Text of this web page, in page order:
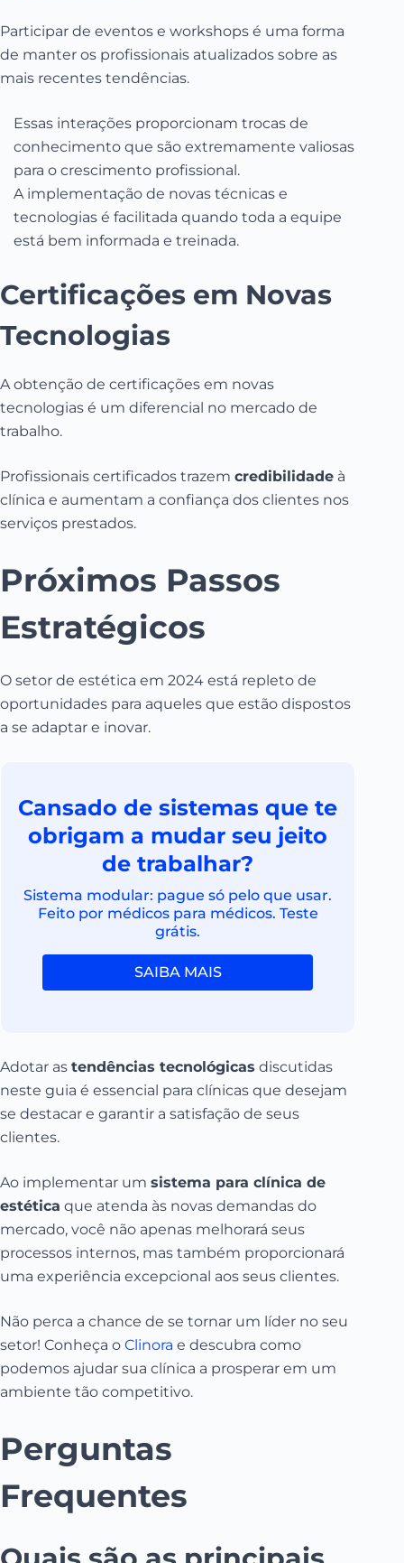
Participar de eventos e workshops é uma forma
de manter os profissionais atualizados sobre as
mais recentes tendências.
Essas interações proporcionam trocas de
conhecimento que são extremamente valiosas
para o crescimento profissional.
A implementação de novas técnicas e
tecnologias é facilitada quando toda a equipe
está bem informada e treinada.
Certificações em Novas
Tecnologias
A obtenção de certificações em novas
tecnologias é um diferencial no mercado de
trabalho.
Profissionais certificados trazem credibilidade à
clínica e aumentam a confiança dos clientes nos
serviços prestados.
Próximos Passos
Estratégicos
O setor de estética em 2024 está repleto de
oportunidades para aqueles que estão dispostos
a se adaptar e inovar.
Cansado de sistemas que te
obrigam a mudar seu jeito
de trabalhar?
Sistema modular: pague só pelo que usar.
Feito por médicos para médicos. Teste
grátis.
SAIBA MAIS
Adotar as tendências tecnológicas discutidas
neste guia é essencial para clínicas que desejam
se destacar e garantir a satisfação de seus
clientes.
Ao implementar um sistema para clínica de
estética que atenda às novas demandas do
mercado, você não apenas melhorará seus
processos internos, mas também proporcionará
uma experiência excepcional aos seus clientes.
Não perca a chance de se tornar um líder no seu
setor! Conheça o Clinora e descubra como
podemos ajudar sua clínica a prosperar em um
ambiente tão competitivo.
Perguntas
Frequentes